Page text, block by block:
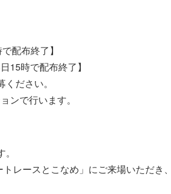
配布終了】
15時で配布終了】
ださい。
ンで行います。
レースとこなめ」にご来場いただき